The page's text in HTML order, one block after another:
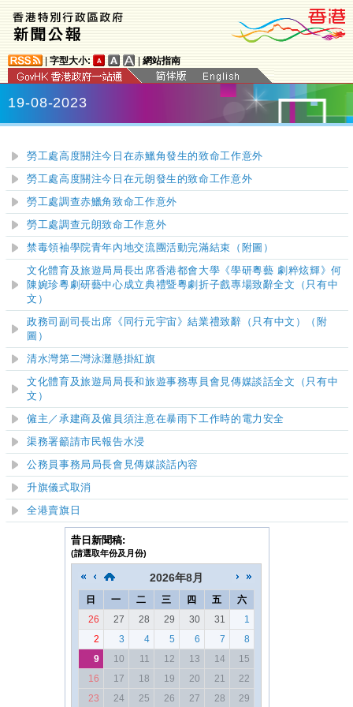
字型大小: 網站指南
19-08-2023
勞工處高度關注今日在赤鱲角發生的致命工作意外
勞工處高度關注今日在元朗發生的致命工作意外
勞工處調查赤鱲角致命工作意外
勞工處調查元朗致命工作意外
禁毒領袖學院青年內地交流團活動完滿結束（附圖）
文化體育及旅遊局局長出席香港都會大學《學研粵藝 劇粹炫輝》何
陳婉珍粵劇研藝中心成立典禮暨粵劇折子戲專場致辭全文（只有中
文）
政務司副司長出 席《同行元宇宙》結業禮致辭（ 只有中文 ）（附
圖）
清水灣第二灣泳灘懸掛紅旗
文化體育及旅遊局局長和旅遊事務專員會見傳媒談話全文（只有中
文）
僱主／承建商及僱員須注意在暴雨下工作時的電力安全
渠務署籲請市民報告水浸
公務員事務局局長會見傳媒談話內容
升旗儀式取消
全港賣旗日
昔日新聞稿:
(請選取年份及月份)
2026年8月
日 一 二 三 四 五
六
26
27 28 29 30 31
1
2
3 4 5 6 7
8
9
10 11 12 13 14
15
16
17 18 19 20 21
22
23
24 25 26 27 28 29